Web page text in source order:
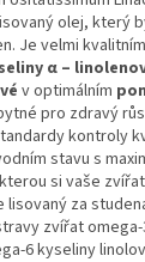
olej, který
Je velmi
α –
v optimálním
pro zdravý
kontroly
stavu s
si vaše
lisovaný za
zvířat
6 kyseliny